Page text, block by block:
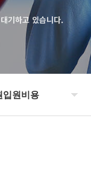
기하고 있습니다.
입원비용